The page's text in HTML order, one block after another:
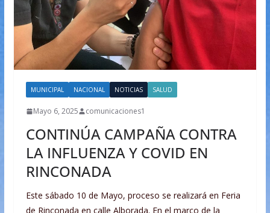
MUNICIPAL NACIONAL NOTICIAS SALUD
Mayo 6, 2025 comunicaciones1
CONTINÚA CAMPAÑA CONTRA
LA INFLUENZA Y COVID EN
RINCONADA
Este sábado 10 de Mayo, proceso se realizará en Feria
de Rinconada en calle Alborada. En el marco de la